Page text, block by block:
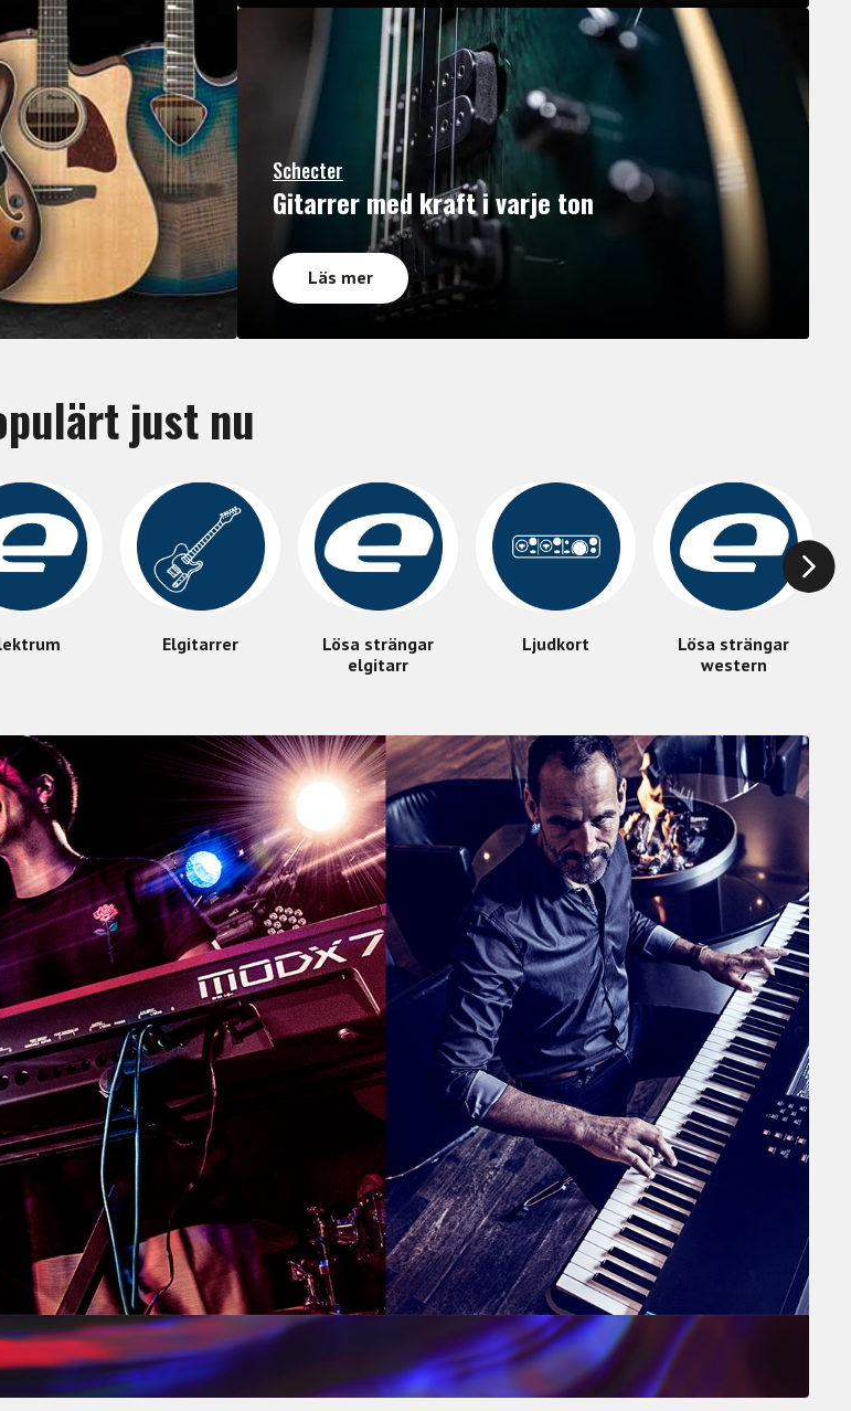
Schecter
Gitarrer med kraft i varje ton
Läs mer
just nu
Elgitarrer
Lösa strängar
elgitarr
Ljudkort
Lösa strängar
western